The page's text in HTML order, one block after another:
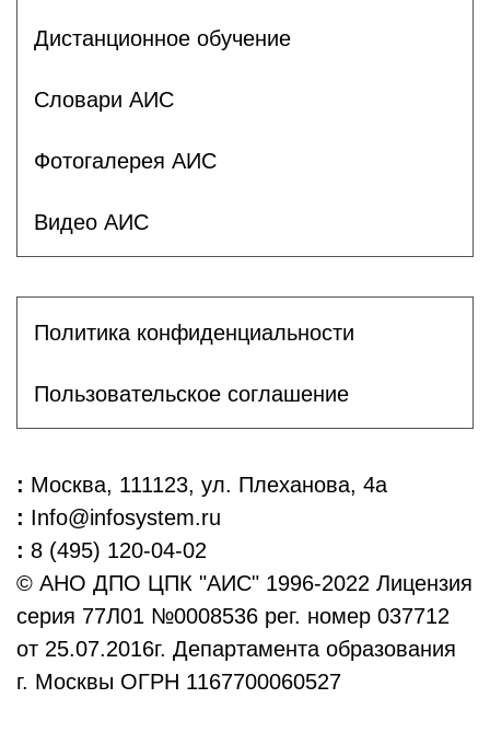
Дистанционное обучение
Словари АИС
Фотогалерея АИС
Видео АИС
Политика конфиденциальности
Пользовательское соглашение
: Москва, 111123, ул. Плеханова, 4а
: Info@infosystem.ru
: 8 (495) 120-04-02
© АНО ДПО ЦПК "АИС" 1996-2022 Лицензия
серия 77Л01 №0008536 рег. номер 037712
от 25.07.2016г. Департамента образования
г. Москвы ОГРН 1167700060527